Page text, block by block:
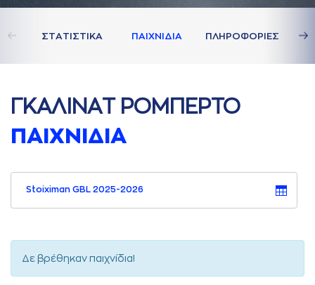
ΣΤAΤΙΣΤΙΚA ΠAΙΧΝΙΔΙA ΠΛΗΡΟΦΟΡΙΕΣ
ΓΚAΛΙΝAΤ ΡΟΜΠΕΡΤΟ
ΠAΙΧΝΙΔΙA
Stoiximan GBL 2025-2026
Δε βρέθηκαν παιχνίδια!